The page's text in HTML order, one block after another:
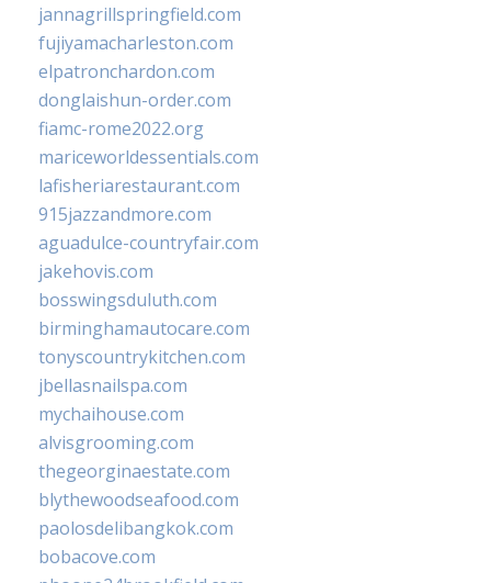
jannagrillspringfield.com
fujiyamacharleston.com
elpatronchardon.com
donglaishun-order.com
fiamc-rome2022.org
mariceworldessentials.com
lafisheriarestaurant.com
915jazzandmore.com
aguadulce-countryfair.com
jakehovis.com
bosswingsduluth.com
birminghamautocare.com
tonyscountrykitchen.com
jbellasnailspa.com
mychaihouse.com
alvisgrooming.com
thegeorginaestate.com
blythewoodseafood.com
paolosdelibangkok.com
bobacove.com